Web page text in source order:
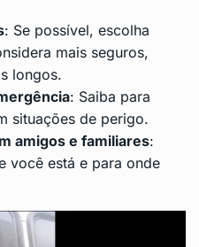
: Se possível, escolha
mais seguros,
longos.
: Saiba para
situações de perigo.
amigos e familiares:
você está e para onde